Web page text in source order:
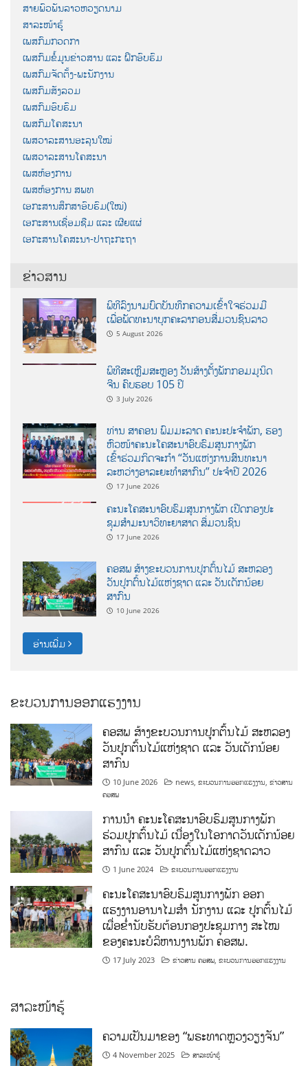
ສາຍພົວພັນລາວຫວຽດນາມ
ສາລະໜ້າຮູ້
ເພສກົມກວດກາ
ເພສກົມຂໍ້ມູນຂ່າວສານ ແລະ ຝຶກອົບຮົມ
ເພສກົມຈັດຕັ້ງ-ພະນັກງານ
ເພສກົມສັງລວມ
ເພສກົມອົບຮົມ
ເພສກົມໂຄສະນາ
ເພສວາລະສານອະລຸນໃໝ່
ເພສວາລະສານໂຄສະນາ
ເພສຫ້ອງການ
ເພສຫ້ອງການ ສພທ
ເອກະສານສຶກສາອົບຮົມ(ໃໝ່)
ເອກະສານເຊື່ອມຊືມ ແລະ ເຜີຍແຜ່
ເອກະສານໂຄສະນາ-ປາຖະກະຖາ
ຂ່າວສານ
ພິທີລົງນາມບົດບັນທຶກຄວາມເຂົ້າໃຈຮ່ວມມື
ເພື່ອພັດທະນາບຸກຄະລາກອນສື່ມວນຊົນລາວ
5 August 2026
ພິທີສະເຫຼີມສະຫຼອງ ວັນສ້າງຕັ້ງພັກກອມມູນິດ
ຈີນ ຄົບຮອບ 105 ປີ
3 July 2026
ທ່ານ ສາຄອນ ພົມມະລາດ ຄະນະປະຈໍາພັກ, ຮອງ
ຫົວໜ້າຄະນະໂຄສະນາອົບຮົມສູນກາງພັກ
ເຂົ້າຮ່ວມກິດຈະກຳ “ວັນແຫ່ງການສົນທະນາ
ລະຫວ່າງອາລະຍະທຳສາກົນ” ປະຈຳປີ 2026
17 June 2026
ຄະນະໂຄສະນາອົບຮົມສູນກາງພັກ ເປີດກອງປະ
ຊຸມສຳມະນາວິທະຍາສາດ ສຶ່ມວນຊົນ
17 June 2026
ຄອສພ ສ້າງຂະບວນການປູກຕົ້ນໄມ້ ສະຫລອງ
ວັນປູກຕົ້ນໄມ້ແຫ່ງຊາດ ແລະ ວັນເດັກນ້ອຍ
ສາກົນ
10 June 2026
ອ່ານເພີ່ມ
ຂະບວນການອອກແຮງງານ
ຄອສພ ສ້າງຂະບວນການປູກຕົ້ນໄມ້ ສະຫລອງ
ວັນປູກຕົ້ນໄມ້ແຫ່ງຊາດ ແລະ ວັນເດັກນ້ອຍ
ສາກົນ
10 June 2026 news,ຂະບວນການອອກແຮງງານ,ຂ່າວສານ
ຄອສພ
ການນໍາ ຄະນະໂຄສະນາອົບຮົມສູນກາງພັກ
ຮ່ວມປູກຕົ້ນໄມ້ ເນື່ອງໃນໂອກາດວັນເດັກນ້ອຍ
ສາກົນ ແລະ ວັນປູກຕົ້ນໄມ້ແຫ່ງຊາດລາວ
1 June 2024 ຂະບວນການອອກແຮງງານ
ຄະນະໂຄສະນາອົບຮົມສູນກາງພັກ ອອກ
ແຮງງານອານາໄມສໍາ ນັກງານ ແລະ ປູກຕົ້ນໄມ້
ເພື່ອຂໍ່ານັບຮັບຕ້ອນກອງປະຊຸມກາງ ສະໄໝ
ຂອງຄະນະບໍລິຫານງານພັກ ຄອສພ.
17 July 2023 ຂ່າວສານ ຄອສພ,ຂະບວນການອອກແຮງງານ
ສາລະໜ້າຮູ້
ຄວາມເປັນມາຂອງ “ພຣະທາດຫຼວງວຽງຈັນ”
4 November 2025 ສາລະໜ້າຮູ້